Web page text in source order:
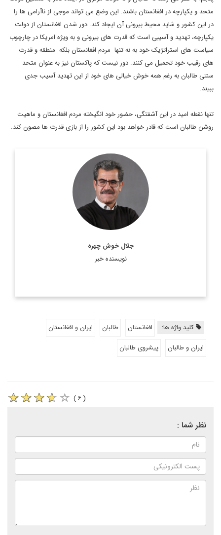
متحد و یکپارچه در افغانستان باشند. این وضع می تواند موجی از ناآرامی ها را
در این کشور و شاید محیط بیرونی آن ایجاد کند. دور شدن افغانستان از دولت
یکپارچه، تهدید و آسیبی است که قدرت های بیرونی و به ویژه امریکا در چارچوب
سیاست های استراتژیک خود به نه تنها مردم افغانستان بلکه منطقه و قدرت
های رقیب خود تحمیل می کنند. دور نیست که پاکستان نیز به عنوان متحد
سنتی طالبان به رغم همه خوش خیالی های خود از این تهدید آسیب جدی
ببیند.
تنها نقطه امید در این آشفتگی، حضور خود انگیخته مردم افغانستان و ماهیت
روشن طالبان است که قادر خواهد بود این کشور را از بازی قدرت ها مصون کند.
جلال خوش چهره
نویسنده خبر
روزنامه‌نگار و تحلیلگر مسائل بین‌الملل
اطلاعات بیشتر
کلید واژه ها: افغانستان طالبان
ایران و افغانستان
ایران و طالبان
پیشروی طالبان
( ۶ )
نظر شما :